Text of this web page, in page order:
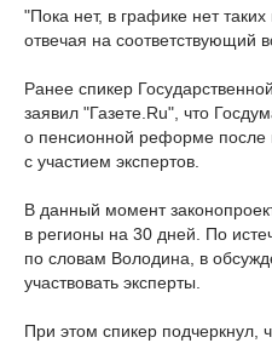
"Пока нет, в графике нет
отвечая на соответствующий
Ранее спикер
заявил "Газете.Ru", что
о пенсионной реформе после
с участием экспертов.
В данный момент
в регионы на 30 дней. По
по словам Володина, в
участвовать эксперты.
При этом спикер подчеркнул,